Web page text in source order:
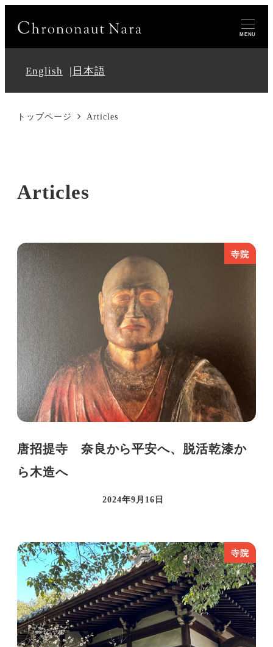
MENU
English 日本語
トップページ Articles
Articles
寺院
唐招提寺 奈良から平安へ、脱活乾漆か
ら木造へ
投稿日
2024年9月16日
寺院